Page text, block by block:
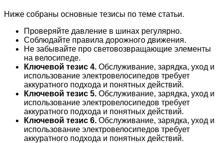
Ниже собраны основные тезисы по теме статьи.
Проверяйте давление в шинах регулярно.
Соблюдайте правила дорожного движения.
Не забывайте про световозвращающие элементы
на велосипеде.
Ключевой тезис 4. Обслуживание, зарядка, уход и
использование электровелосипедов требует
аккуратного подхода и понятных действий.
Ключевой тезис 5. Обслуживание, зарядка, уход и
использование электровелосипедов требует
аккуратного подхода и понятных действий.
Ключевой тезис 6. Обслуживание, зарядка, уход и
использование электровелосипедов требует
аккуратного подхода и понятных действий.